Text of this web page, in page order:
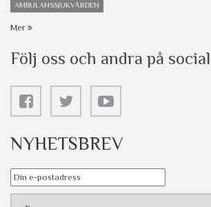
AMBULANSSJUKVÅRDEN
Mer
Följ oss och andra på
NYHETSBREV